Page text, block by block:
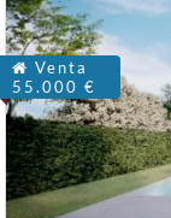
Venta
55.000 €